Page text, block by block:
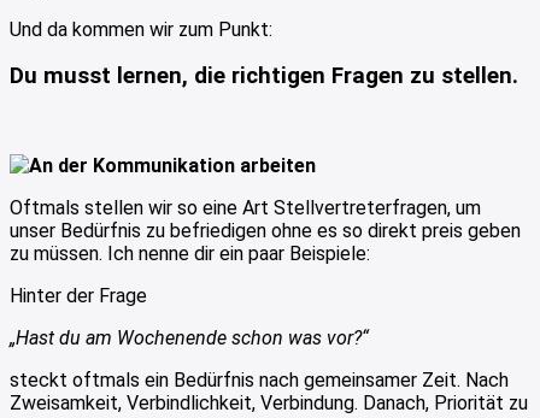
Und da kommen wir zum Punkt:
Du musst lernen, die richtigen Fragen zu stellen.
Oftmals stellen wir so eine Art Stellvertreterfragen, um
unser Bedürfnis zu befriedigen ohne es so direkt preis geben
zu müssen. Ich nenne dir ein paar Beispiele:
Hinter der Frage
„Hast du am Wochenende schon was vor?“
steckt oftmals ein Bedürfnis nach gemeinsamer Zeit. Nach
Zweisamkeit, Verbindlichkeit, Verbindung. Danach, Priorität zu